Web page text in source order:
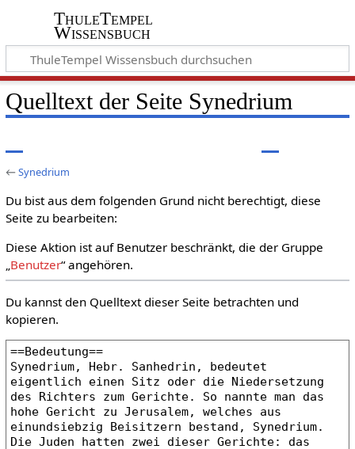
ThuleTempel
Wissensbuch
Quelltext der Seite Synedrium
←Synedrium
Du bist aus dem folgenden Grund nicht berechtigt, diese
Seite zu bearbeiten:
Diese Aktion ist auf Benutzer beschränkt, die der Gruppe
„Benutzer“ angehören.
Du kannst den Quelltext dieser Seite betrachten und
kopieren.